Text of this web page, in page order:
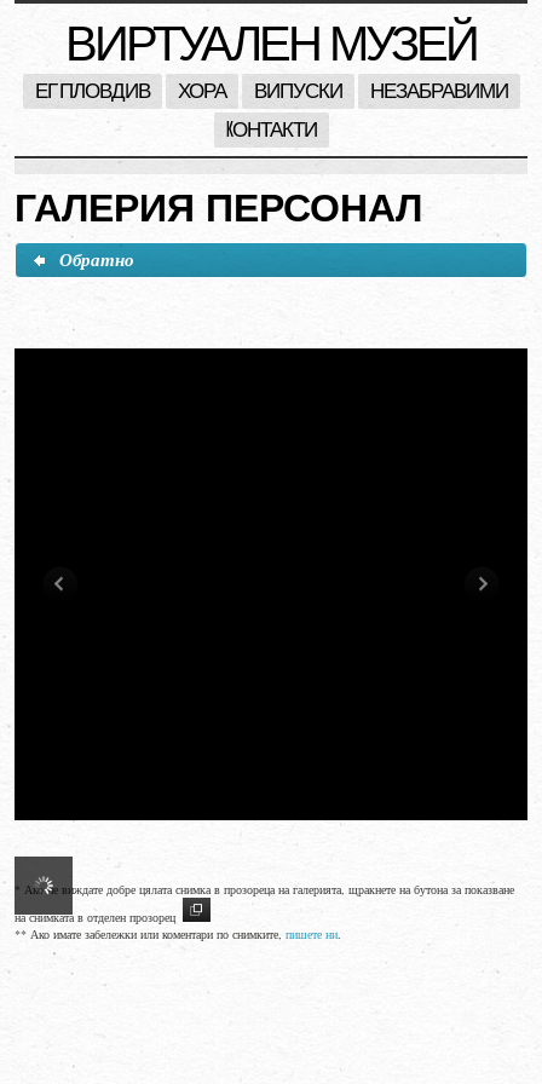
ВИРТУАЛЕН МУЗЕЙ
ЕГ ПЛОВДИВ ХОРА ВИПУСКИ
НЕЗАБРАВИМИ
KОНТАКТИ
ГАЛЕРИЯ ПЕРСОНАЛ
Обратно
* Ако не виждате добре цялата снимка в прозореца на галерията, щракнете на бутона за показване
на снимката в отделен прозорец
** Ако имате забележки или коментари по снимките, пишете ни.